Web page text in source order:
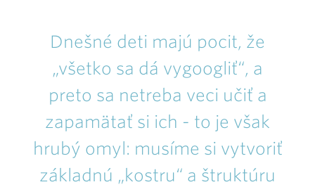
Dnešné deti majú pocit, že
„všetko sa dá vygoogliť“, a
preto sa netreba veci učiť a
zapamätať si ich - to je však
hrubý omyl: musíme si vytvoriť
základnú „kostru“ a štruktúru